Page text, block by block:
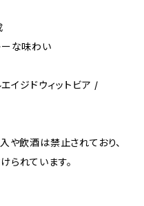
ーな味わい
イジドウィットビア /
飲酒は禁止されており、
れています。